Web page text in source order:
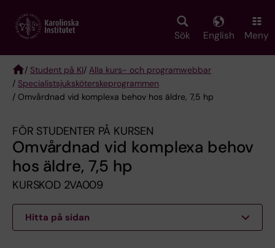
main
Sök English Meny
Breadcrumb
/ Student på KI/ Alla kurs- och programwebbar
/ Specialist­sjuksköterske­programmen
/ Omvårdnad vid komplexa behov hos äldre, 7,5 hp
FÖR STUDENTER PÅ KURSEN
Omvårdnad vid komplexa behov
hos äldre, 7,5 hp
KURSKOD 2VA009
Hitta på sidan